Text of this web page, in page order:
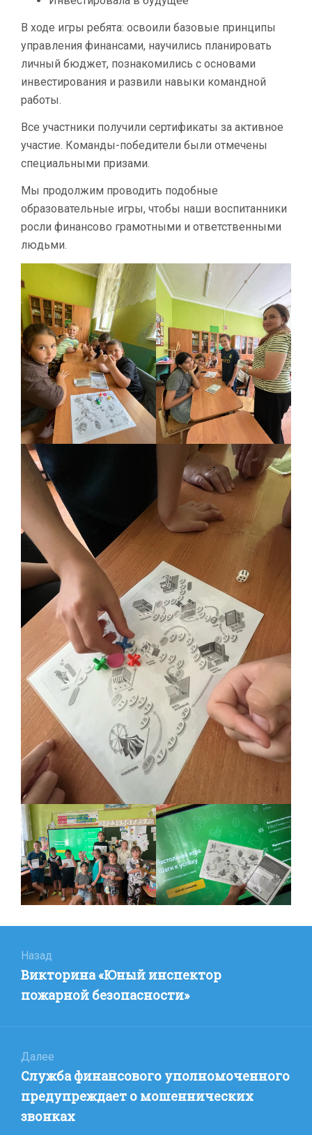
В ходе игры ребята: освоили базовые принципы
управления финансами, научились планировать
личный бюджет, познакомились с основами
инвестирования и развили навыки командной
работы.
Все участники получили сертификаты за активное
участие. Команды-победители были отмечены
специальными призами.
Мы продолжим проводить подобные
образовательные игры, чтобы наши воспитанники
росли финансово грамотными и ответственными
людьми.
по
записям
Назад
Предыдущая
запись:
Викторина «Юный инспектор
пожарной безопасности»
Далее
Следующая
запись:
Служба финансового уполномоченного
предупреждает о мошеннических
звонках